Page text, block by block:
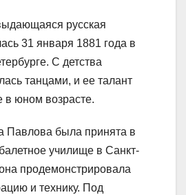
русская
31 января 1881 года в
С детства
танцами, и ее талант
в юном возрасте.
Павлова была принята в
училище в Санкт-
продемонстрировала
и технику. Под